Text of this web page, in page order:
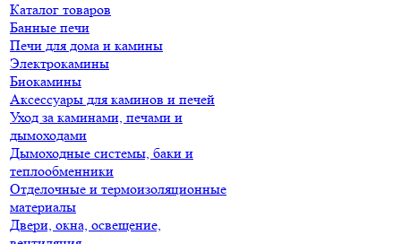
Каталог товаров
Банные печи
Печи для дома и камины
Электрокамины
Биокамины
Аксессуары для каминов и печей
Уход за каминами, печами и
дымоходами
Дымоходные системы, баки и
теплообменники
Отделочные и термоизоляционные
материалы
Двери, окна, освещение,